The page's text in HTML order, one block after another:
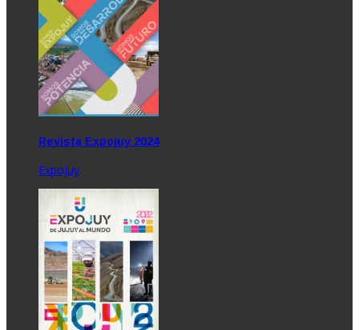
Revista Expojuy 2024
ExpoJuy